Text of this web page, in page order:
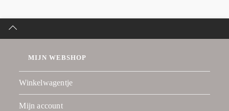
MIJN WEBSHOP
Winkelwagentje
Mijn account